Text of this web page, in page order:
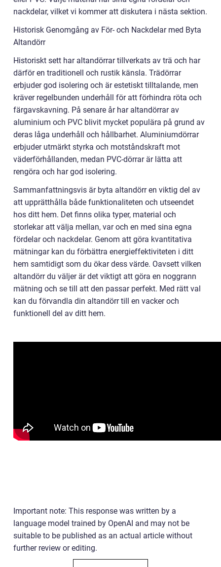
nackdelar, vilket vi kommer att diskutera i nästa sektion.
Historisk Genomgång av För- och Nackdelar med Byta
Altandörr
Historiskt sett har altandörrar tillverkats av trä och har
därför en traditionell och rustik känsla. Trädörrar
erbjuder god isolering och är estetiskt tilltalande, men
kräver regelbunden underhåll för att förhindra röta och
färgavskavning. På senare år har altandörrar av
aluminium och PVC blivit mycket populära på grund av
deras låga underhåll och hållbarhet. Aluminiumdörrar
erbjuder utmärkt styrka och motståndskraft mot
väderförhållanden, medan PVC-dörrar är lätta att
rengöra och har god isolering.
Sammanfattningsvis är byta altandörr en viktig del av
att upprätthålla både funktionaliteten och utseendet
hos ditt hem. Det finns olika typer, material och
storlekar att välja mellan, var och en med sina egna
fördelar och nackdelar. Genom att göra kvantitativa
mätningar kan du förbättra energieffektiviteten i ditt
hem samtidigt som du ökar dess värde. Oavsett vilken
altandörr du väljer är det viktigt att göra en noggrann
mätning och se till att den passar perfekt. Med rätt val
kan du förvandla din altandörr till en vacker och
funktionell del av ditt hem.
Important note: This response was written by a
language model trained by OpenAI and may not be
suitable to be published as an actual article without
further review or editing.